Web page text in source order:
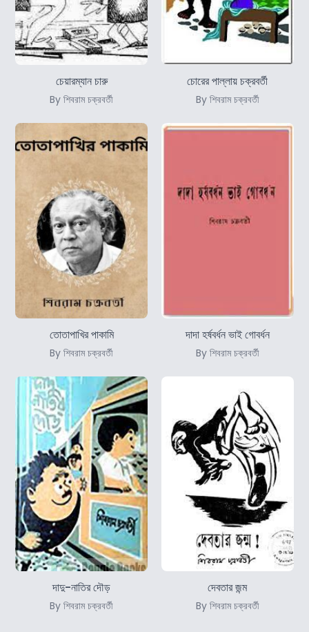
চেয়ারম্যান চারু
By শিবরাম চক্রবর্তী
চোরের পাল্লায় চক্রবর্তী
By শিবরাম চক্রবর্তী
তোতাপাখির পাকামি
By শিবরাম চক্রবর্তী
দাদা হর্ষবর্ধন ভাই গোবর্ধন
By শিবরাম চক্রবর্তী
দাদু-নাতির দৌড়
By শিবরাম চক্রবর্তী
দেবতার জন্ম
By শিবরাম চক্রবর্তী